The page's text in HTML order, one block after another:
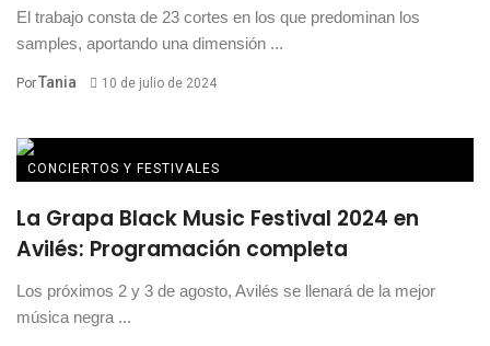
El trabajo consta de 23 cortes en los que predominan los
samples, aportando una dimensión ...
PorTania 10 de julio de 2024
CONCIERTOS Y FESTIVALES
La Grapa Black Music Festival 2024 en
Avilés: Programación completa
Los próximos 2 y 3 de agosto, Avilés se llenará de la mejor
música negra ...